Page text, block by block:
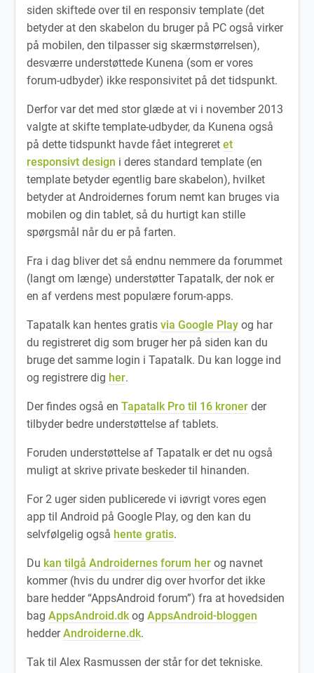
siden skiftede over til en responsiv template (det
betyder at den skabelon du bruger på PC også virker
på mobilen, den tilpasser sig skærmstørrelsen),
desværre understøttede Kunena (som er vores
forum-udbyder) ikke responsivitet på det tidspunkt.
Derfor var det med stor glæde at vi i november 2013
valgte at skifte template-udbyder, da Kunena også
på dette tidspunkt havde fået integreretet
responsivt design i deres standard template (en
template betyder egentlig bare skabelon), hvilket
betyder at Androidernes forum nemt kan bruges via
mobilen og din tablet, så du hurtigt kan stille
spørgsmål når du er på farten.
Fra i dag bliver det så endnu nemmere da forummet
(langt om længe) understøtter Tapatalk, der nok er
en af verdens mest populære forum-apps.
Tapatalk kan hentes gratisvia Google Play og har
du registreret dig som bruger her på siden kan du
bruge det samme login i Tapatalk. Du kan logge ind
og registrere dig her.
Der findes også enTapatalk Pro til 16 kroner der
tilbyder bedre understøttelse af tablets.
Foruden understøttelse af Tapatalk er det nu også
muligt at skrive private beskeder til hinanden.
For 2 uger siden publicerede vi iøvrigt vores egen
app til Android på Google Play, og den kan du
selvfølgelig også hente gratis.
Du kan tilgå Androidernes forum her og navnet
kommer (hvis du undrer dig over hvorfor det ikke
bare hedder “AppsAndroid forum”) fra at hovedsiden
bagAppsAndroid.dkogAppsAndroid-bloggen
hedderAndroiderne.dk.
Tak til Alex Rasmussen der står for det tekniske.